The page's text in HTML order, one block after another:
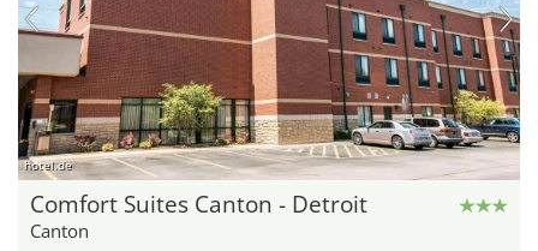
hotel.de
Comfort Suites Canton - Detroit
Canton